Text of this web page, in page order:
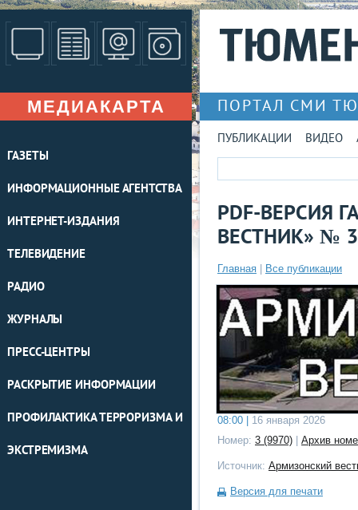
МЕДИАКАРТА
ГАЗЕТЫ
ИНФОРМАЦИОННЫЕ АГЕНТСТВА
ИНТЕРНЕТ-ИЗДАНИЯ
ТЕЛЕВИДЕНИЕ
РАДИО
ЖУРНАЛЫ
ПРЕСС-ЦЕНТРЫ
РАСКРЫТИЕ ИНФОРМАЦИИ
ПРОФИЛАКТИКА ТЕРРОРИЗМА И
ЭКСТРЕМИЗМА
ПОРТАЛ СМИ
ПУБЛИКАЦИИ ВИДЕО
PDF-ВЕРСИЯ
ВЕСТНИК» №
Главная Все публикации
08:00 |
16 января 2026
Номер: 3 (9970) Архив
Источник: Армизонский
Версия для печати